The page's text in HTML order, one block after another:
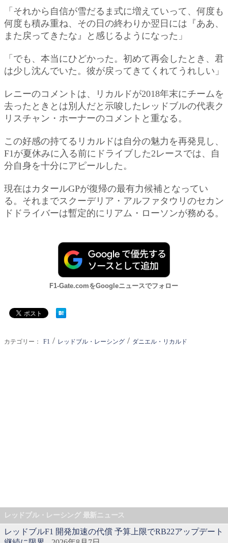
「それから自信が雪だるま式に増えていって、何度も
何度も積み重ね、その日の終わりか翌日には『ああ、
また戻ってきたな』と感じるようになった」
「でも、本当にひどかった。初めて再会したとき、君
は少し沈んでいた。彼が戻ってきてくれてうれしい」
レニーのコメントは、リカルドが2018年末にチームを
去ったときとは別人だと示唆したレッドブルの代表ク
リスチャン・ホーナーのコメントと重なる。
この好感の持てるリカルドは自分の魅力を再発見し、
F1が夏休みに入る前にドライブした2レースでは、自
分自身を十分にアピールした。
現在はカタールGPが復帰の最有力候補となってい
る。それまでスクーデリア・アルファタウリのセカン
ドドライバーは暫定的にリアム・ローソンが務める。
F1-Gate.comをGoogleニュースでフォロー
カテゴリー： F1 / レッドブル・レーシング / ダニエル・リカルド
レッドブル・レーシング 最新ニュース
レッドブルF1 開発加速の代償 予算上限でRB22アップデート